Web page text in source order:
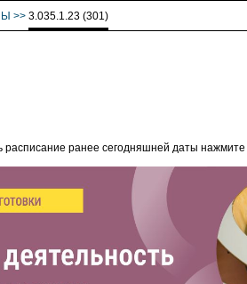
>> 3.035.1.23 (301)
ранее сегодняшней даты нажмите